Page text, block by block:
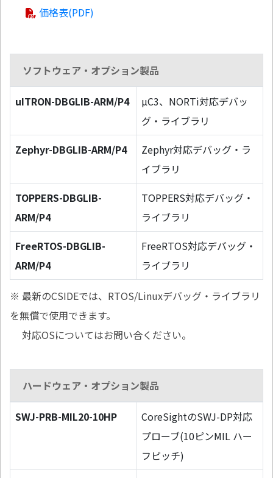
価格表(PDF)
ソフトウェア・オプション製品
uITRON-DBGLIB-ARM/P4
µC3、NORTi対応デバッ
グ・ライブラリ
Zephyr-DBGLIB-ARM/P4
Zephyr対応デバッグ・ラ
イブラリ
TOPPERS-DBGLIB-
ARM/P4
TOPPERS対応デバッグ・
ライブラリ
FreeRTOS-DBGLIB-
ARM/P4
FreeRTOS対応デバッグ・
ライブラリ
※ 最新のCSIDEでは、RTOS/Linuxデバッグ・ライブラリ
を無償で使用できます。
対応OSについてはお問い合ください。
ハードウェア・オプション製品
SWJ-PRB-MIL20-10HP
CoreSightのSWJ-DP対応
プローブ(10ピンMIL ハー
フピッチ)